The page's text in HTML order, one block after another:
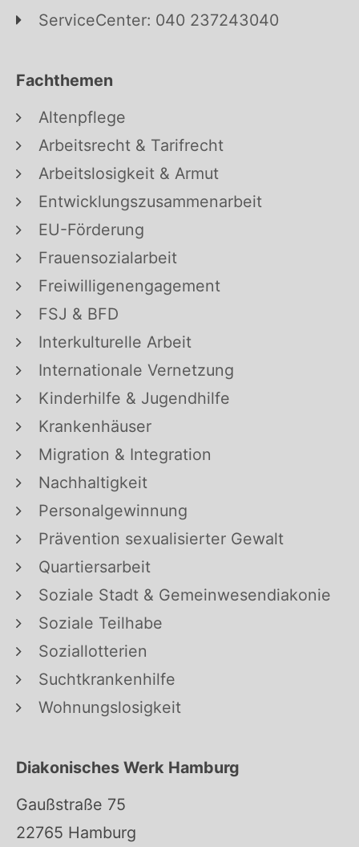
ServiceCenter: 040 237243040
Fachthemen
Altenpflege
Arbeitsrecht & Tarifrecht
Arbeitslosigkeit & Armut
Entwicklungszusammenarbeit
EU-Förderung
Frauensozialarbeit
Freiwilligenengagement
FSJ & BFD
Interkulturelle Arbeit
Internationale Vernetzung
Kinderhilfe & Jugendhilfe
Krankenhäuser
Migration & Integration
Nachhaltigkeit
Personalgewinnung
Prävention sexualisierter Gewalt
Quartiersarbeit
Soziale Stadt & Gemeinwesendiakonie
Soziale Teilhabe
Soziallotterien
Suchtkrankenhilfe
Wohnungslosigkeit
Diakonisches Werk Hamburg
Gaußstraße 75
22765 Hamburg